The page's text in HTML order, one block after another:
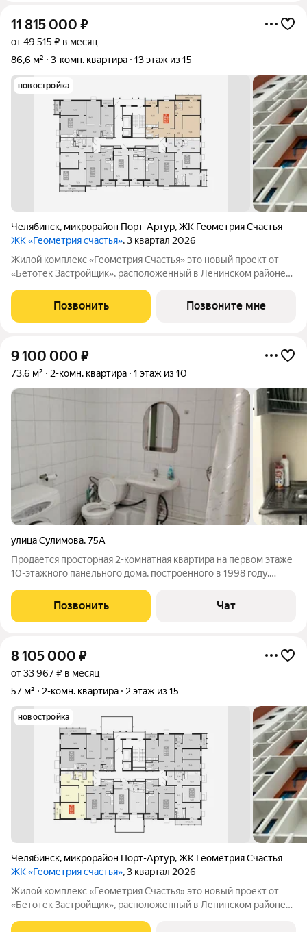
11 815 000 ₽
от 49 515 ₽ в месяц
86,6 м²
3-комн. квартира 13 этаж из 15
новостройка
Челябинск, микрорайон Порт-Артур,ЖК Геометрия Счастья
ЖК «Геометрия счастья», 3 квартал 2026
Жилой комплекс «Геометрия Счастья» это новый проект от
«Бетотек Застройщик», расположенный в Ленинском районе
этажный дом комфорт-класса из трехслойных панелей завода
«Бетотек». В доме
Позвонить Позвоните мне
9 100 000 ₽
73,6 м² 2-комн. квартира 1 этаж из 10
улица Сулимова,75А
Продается просторная 2-комнатная квартира на первом этаже
10-этажного панельного дома, построенного в 1998 году.
порадует вас простором в 16.4 кв. м. В квартире выполнен
косметический ремонт, что
Позвонить Чат
8 105 000 ₽
от 33 967 ₽ в месяц
57 м²
2-комн. квартира 2 этаж из 15
новостройка
Челябинск, микрорайон Порт-Артур,ЖК Геометрия Счастья
ЖК «Геометрия счастья», 3 квартал 2026
Жилой комплекс «Геометрия Счастья» это новый проект от
«Бетотек Застройщик», расположенный в Ленинском районе